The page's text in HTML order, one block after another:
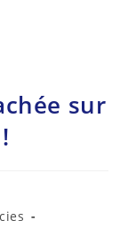
sur